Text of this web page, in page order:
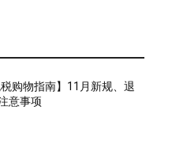
税购物指南】11月新规、退
意事项